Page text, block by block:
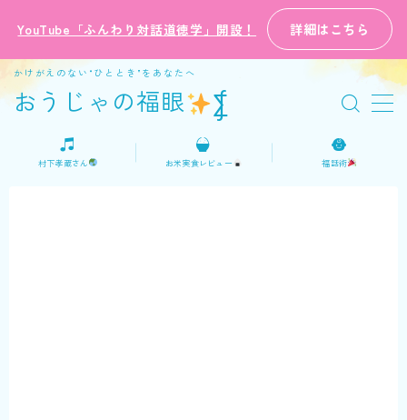
YouTube「ふんわり対話道徳学」開設！ 詳細はこちら
おうじゃの福眼 ⨋
かけがえのない“ひととき”をあなたへ
MENU
プロフィール
村下孝蔵さん お米実食レビュー 福話術